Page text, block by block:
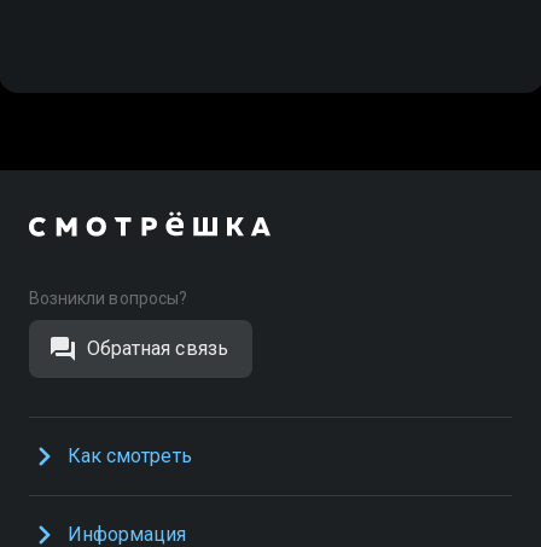
Возникли вопросы?
Обратная связь
Как смотреть
Информация